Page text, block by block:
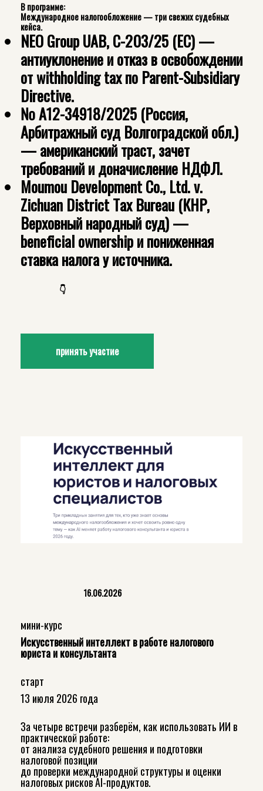
В программе:
Международное налогообложение — три свежих судебных
кейса.
NEO Group UAB, C-203/25 (ЕС) —
антиуклонение и отказ в освобождении
от withholding tax по Parent-Subsidiary
Directive.
№ А12-34918/2025 (Россия,
Арбитражный суд Волгоградской обл.)
— американский траст, зачет
требований и доначисление НДФЛ.
Moumou Development Co., Ltd. v.
Zichuan District Tax Bureau (КНР,
Верховный народный суд) —
beneficial ownership и пониженная
ставка налога у источника.
👇
принять участие
16.06.2026
мини-курс
Искусственный интеллект в работе налогового
юриста и консультанта
старт
13 июля 2026 года
За четыре встречи разберём, как использовать ИИ в
практической работе:
от анализа судебного решения и подготовки
налоговой позиции
до проверки международной структуры и оценки
налоговых рисков AI-продуктов.